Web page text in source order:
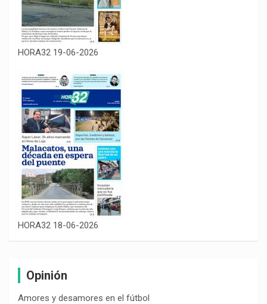
HORA32 19-06-2026
HORA32 18-06-2026
Opinión
Amores y desamores en el fútbol